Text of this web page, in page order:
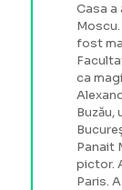
Casa a
fost
ca
Buzău,
Panait
pictor.
Paris.